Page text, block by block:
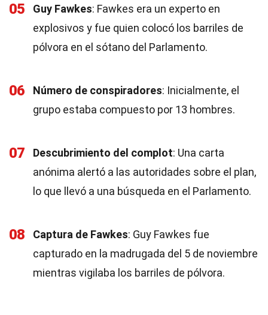
05 Guy Fawkes: Fawkes era un experto en
explosivos y fue quien colocó los barriles de
pólvora en el sótano del Parlamento.
06 Número de conspiradores: Inicialmente, el
grupo estaba compuesto por 13 hombres.
07 Descubrimiento del complot: Una carta
anónima alertó a las autoridades sobre el plan,
lo que llevó a una búsqueda en el Parlamento.
08 Captura de Fawkes: Guy Fawkes fue
capturado en la madrugada del 5 de noviembre
mientras vigilaba los barriles de pólvora.